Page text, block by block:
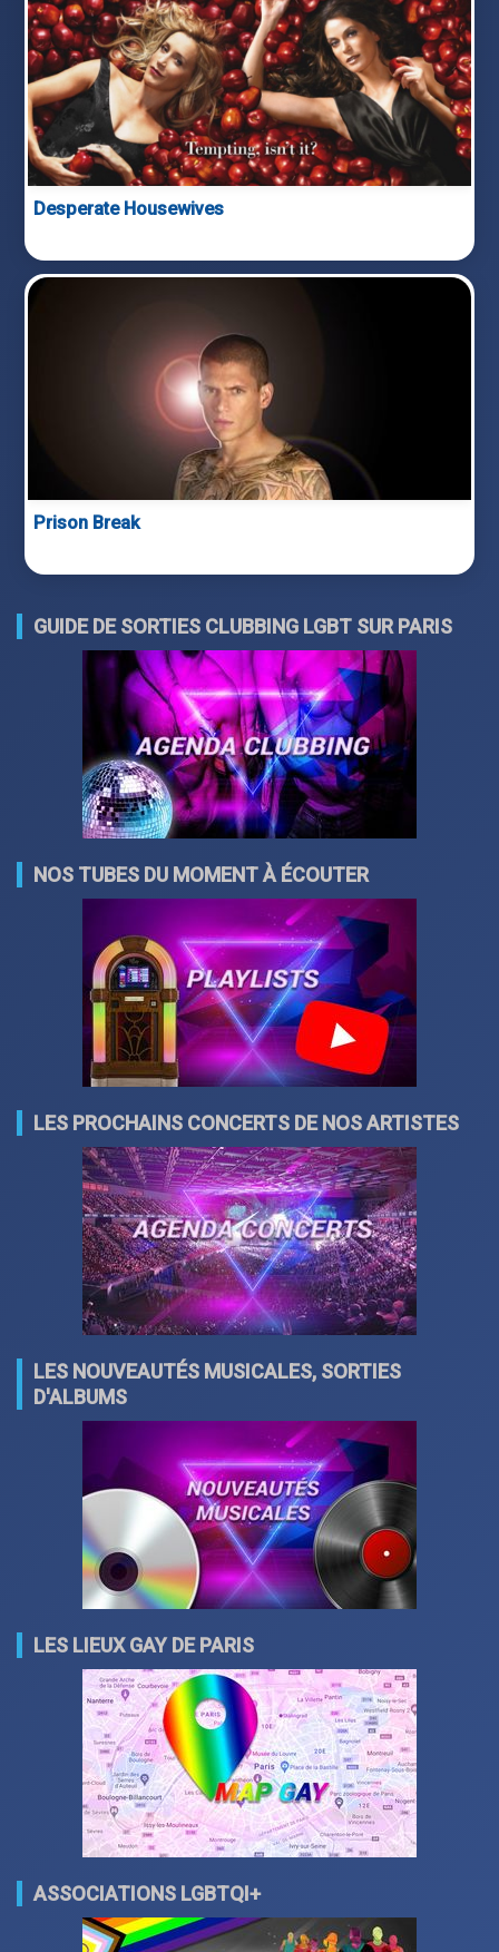
Desperate Housewives
Prison Break
GUIDE DE SORTIES CLUBBING LGBT SUR PARIS
NOS TUBES DU MOMENT À ÉCOUTER
LES PROCHAINS CONCERTS DE NOS ARTISTES
LES NOUVEAUTÉS MUSICALES, SORTIES
D'ALBUMS
LES LIEUX GAY DE PARIS
ASSOCIATIONS LGBTQI+